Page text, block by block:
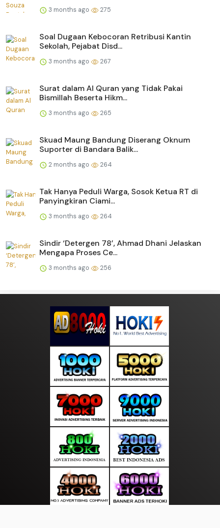
3 months ago 275
Soal Dugaan Kebocoran Retribusi Kantin
Sekolah, Pejabat Disd...
3 months ago 267
Surat dalam Al Quran yang Tidak Pakai
Bismillah Beserta Hikm...
3 months ago 265
Skuad Maung Bandung Diserang Oknum
Suporter di Bandara Balik...
2 months ago 264
Tak Hanya Peduli Warga, Sosok Ketua RT di
Panyingkiran Ciami...
3 months ago 264
Sindir ‘Detergen 78’, Ahmad Dhani Jelaskan
Mengapa Proses Ce...
3 months ago 256